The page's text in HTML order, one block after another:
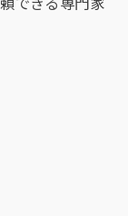
できる専門家